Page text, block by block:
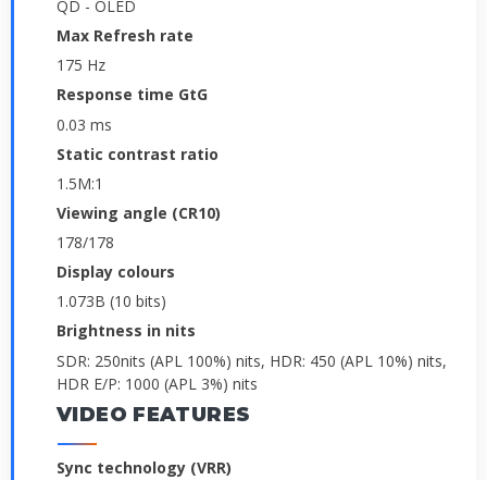
QD - OLED
Max Refresh rate
175 Hz
Response time GtG
0.03 ms
Static contrast ratio
1.5M:1
Viewing angle (CR10)
178/178
Display colours
1.073B (10 bits)
Brightness in nits
SDR: 250nits (APL 100%) nits, HDR: 450 (APL 10%) nits,
HDR E/P: 1000 (APL 3%) nits
VIDEO FEATURES
Sync technology (VRR)